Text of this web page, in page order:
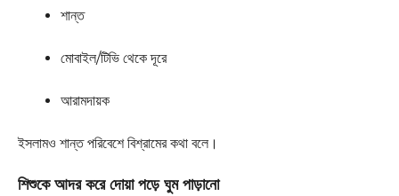
শান্ত
মোবাইল/টিভি থেকে দূরে
আরামদায়ক
ইসলামও শান্ত পরিবেশে বিশ্রামের কথা বলে।
শিশুকে আদর করে দোয়া পড়ে ঘুম পাড়ানো